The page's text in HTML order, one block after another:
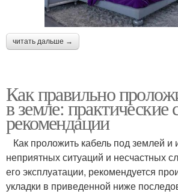
читать дальше →
Как правильно
в земле: практические
рекомендации
Как проложить кабель под землей и
неприятных ситуаций и несчастных
его эксплуатации, рекомендуется
укладки в приведенной ниже